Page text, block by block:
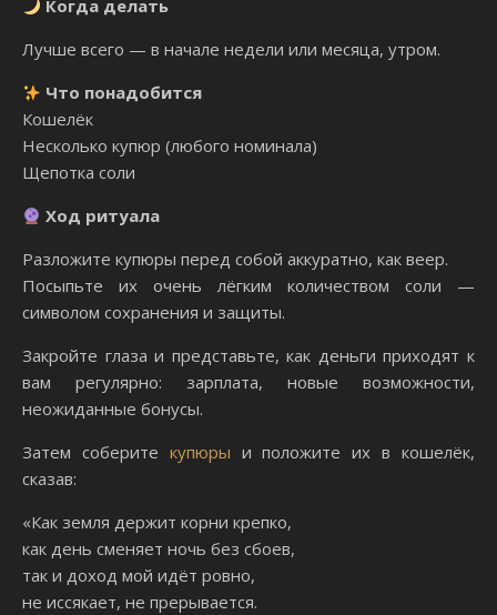
Когда делать
Лучше всего — в начале недели или месяца, утром.
Что понадобится
Кошелёк
Несколько купюр (любого номинала)
Щепотка соли
Ход ритуала
Разложите купюры перед собой аккуратно, как веер.
Посыпьте их очень лёгким количеством соли —
символом сохранения и защиты.
Закройте глаза и представьте, как деньги приходят к
вам регулярно: зарплата, новые возможности,
неожиданные бонусы.
Затем соберите купюры и положите их в кошелёк,
сказав:
«Как земля держит корни крепко,
как день сменяет ночь без сбоев,
так и доход мой идёт ровно,
не иссякает, не прерывается.